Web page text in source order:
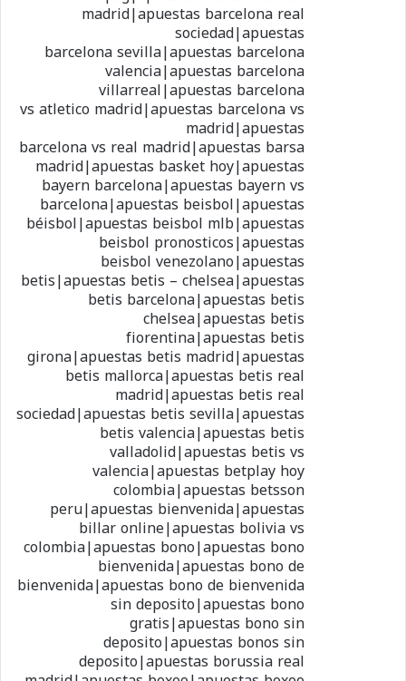
madrid|apuestas barcelona real
sociedad|apuestas
barcelona sevilla|apuestas barcelona
valencia|apuestas barcelona
villarreal|apuestas barcelona
vs atletico madrid|apuestas barcelona vs
madrid|apuestas
barcelona vs real madrid|apuestas barsa
madrid|apuestas basket hoy|apuestas
bayern barcelona|apuestas bayern vs
barcelona|apuestas beisbol|apuestas
béisbol|apuestas beisbol mlb|apuestas
beisbol pronosticos|apuestas
beisbol venezolano|apuestas
betis|apuestas betis – chelsea|apuestas
betis barcelona|apuestas betis
chelsea|apuestas betis
fiorentina|apuestas betis
girona|apuestas betis madrid|apuestas
betis mallorca|apuestas betis real
madrid|apuestas betis real
sociedad|apuestas betis sevilla|apuestas
betis valencia|apuestas betis
valladolid|apuestas betis vs
valencia|apuestas betplay hoy
colombia|apuestas betsson
peru|apuestas bienvenida|apuestas
billar online|apuestas bolivia vs
colombia|apuestas bono|apuestas bono
bienvenida|apuestas bono de
bienvenida|apuestas bono de bienvenida
sin deposito|apuestas bono
gratis|apuestas bono sin
deposito|apuestas bonos sin
deposito|apuestas borussia real